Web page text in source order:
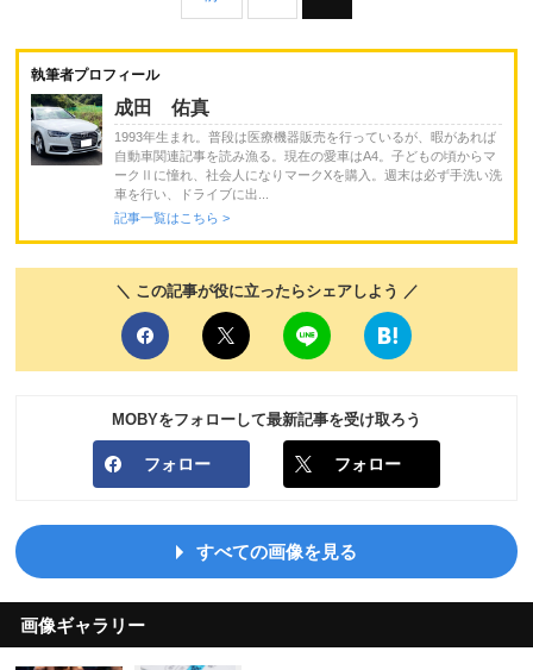
執筆者プロフィール
成田 佑真
1993年生まれ。普段は医療機器販売を行っているが、暇があれば
自動車関連記事を読み漁る。現在の愛車はA4。子どもの頃からマ
ークⅡに憧れ、社会人になりマークXを購入。週末は必ず手洗い洗
車を行い、ドライブに出...
記事一覧はこちら >
＼ この記事が役に立ったらシェアしよう ／
MOBYをフォローして最新記事を受け取ろう
フォロー フォロー
すべての画像を見る
画像ギャラリー